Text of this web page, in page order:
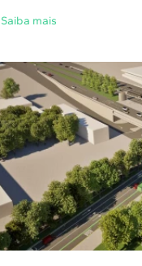
Saiba mais